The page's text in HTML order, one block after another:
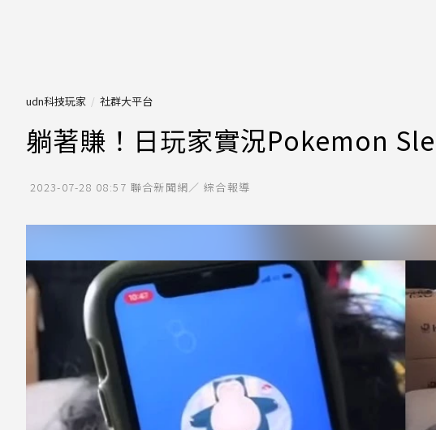
udn科技玩家 社群大平台
躺著賺！日玩家實況Pokemon
2023-07-28 08:57 聯合新聞網／ 綜合報導